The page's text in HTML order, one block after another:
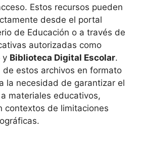
Estos recursos pueden
desde el portal
de Educación o a través de
autorizadas como
y Biblioteca Digital Escolar.
estos archivos en formato
la necesidad de garantizar el
materiales educativos,
contextos de limitaciones